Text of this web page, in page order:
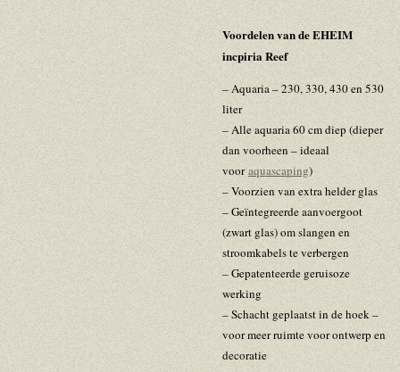
Voordelen van de EHEIM
incpiria Reef
– Aquaria – 230, 330, 430 en 530
liter
– Alle aquaria 60 cm diep (dieper
dan voorheen – ideaal
voor aquascaping)
– Voorzien van extra helder glas
– Geïntegreerde aanvoergoot
(zwart glas) om slangen en
stroomkabels te verbergen
– Gepatenteerde geruisoze
werking
– Schacht geplaatst in de hoek –
voor meer ruimte voor ontwerp en
decoratie